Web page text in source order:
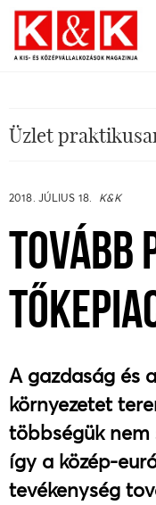
Üzlet
2018. JÚLIUS 18. K&K
TOVÁBB
A gazdaság és
környezetet
többségük nem
így a közép-
tevékenység